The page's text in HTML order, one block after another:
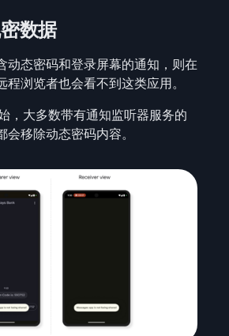
数据
动态密码和登录屏幕的通知，则在
程浏览者也会看不到这类应用。
，大多数带有通知监听器服务的
会移除动态密码内容。